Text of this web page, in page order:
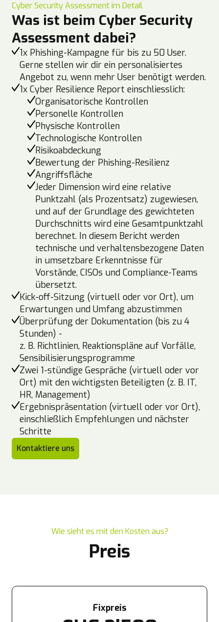
Cyber Security Assessment im Detail
Was ist beim Cyber Security
Assessment dabei?
1x Phishing-Kampagne für bis zu 50 User.
Gerne stellen wir dir ein personalisiertes
Angebot zu, wenn mehr User benötigt werden.
1x Cyber Resilience Report einschliesslich:
Organisatorische Kontrollen
Personelle Kontrollen
Physische Kontrollen
Technologische Kontrollen
Risikoabdeckung
Bewertung der Phishing-Resilienz
Angriffsfläche
Jeder Dimension wird eine relative
Punktzahl (als Prozentsatz) zugewiesen,
und auf der Grundlage des gewichteten
Durchschnitts wird eine Gesamtpunktzahl
berechnet. In diesem Bericht werden
technische und verhaltensbezogene Daten
in umsetzbare Erkenntnisse für
Vorstände, CISOs und Compliance-Teams
übersetzt.
Kick-off-Sitzung (virtuell oder vor Ort), um
Erwartungen und Umfang abzustimmen
Überprüfung der Dokumentation (bis zu 4
Stunden) -
z. B. Richtlinien, Reaktionspläne auf Vorfälle,
Sensibilisierungsprogramme
Zwei 1-stündige Gespräche (virtuell oder vor
Ort) mit den wichtigsten Beteiligten (z. B. IT,
HR, Management)
Ergebnispräsentation (virtuell oder vor Ort),
einschließlich Empfehlungen und nächster
Schritte
Kontaktiere uns
Wie sieht es mit den Kosten aus?
Preis
Fixpreis